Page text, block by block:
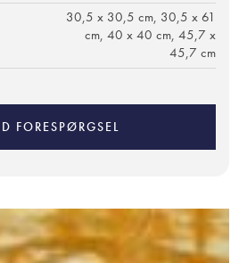
30,5 x 30,5 cm, 30,5 x 61
cm, 40 x 40 cm, 45,7 x
45,7 cm
FORESPØRGSEL